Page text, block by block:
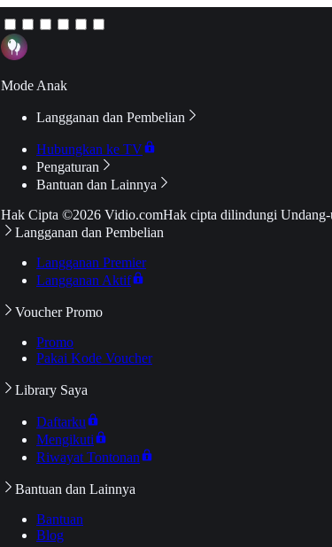
Mode Anak
Langganan dan Pembelian
Hubungkan ke TV
Pengaturan
Bantuan dan Lainnya
Hak Cipta ©2026 Vidio.comHak cipta dilindungi Undang-
Langganan dan Pembelian
Langganan Premier
Langganan Aktif
Voucher Promo
Promo
Pakai Kode Voucher
Library Saya
Daftarku
Mengikuti
Riwayat Tontonan
Bantuan dan Lainnya
Bantuan
Blog